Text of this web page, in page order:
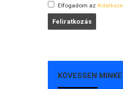
Elfogadom az
KÖVESSEN